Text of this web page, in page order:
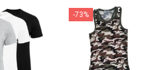
-73%